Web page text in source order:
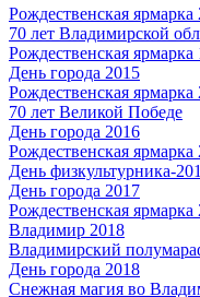
Рождественская
70 лет Владимирской
Рождественская
День города 2015
Рождественская
70 лет Великой Победе
День города 2016
Рождественская
День физкультурника-
День города 2017
Рождественская
Владимир 2018
Владимирский
День города 2018
Снежная магия во